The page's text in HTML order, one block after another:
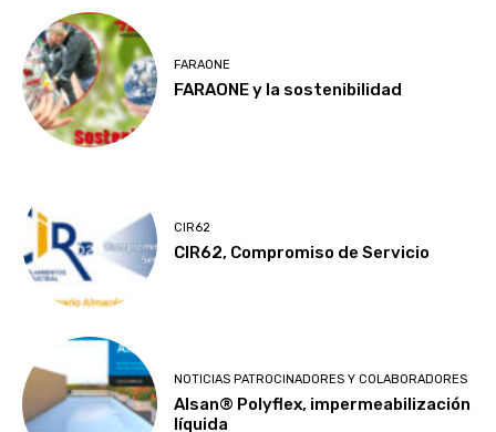
FARAONE
FARAONE y la sostenibilidad
CIR62
CIR62, Compromiso de Servicio
NOTICIAS PATROCINADORES Y COLABORADORES
Alsan® Polyflex, impermeabilización
líquida